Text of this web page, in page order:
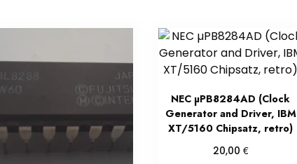
NEC µPB8284AD (Clock
Generator and Driver, IBM
XT/5160 Chipsatz, retro)
20,00 €